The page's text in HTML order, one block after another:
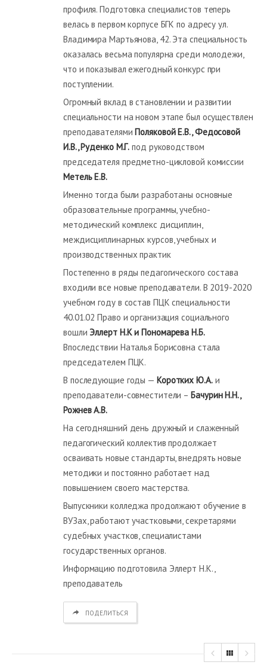
профиля. Подготовка специалистов теперь
велась в первом корпусе БГК по адресу ул.
Владимира Мартьянова, 42. Эта специальность
оказалась весьма популярна среди молодежи,
что и показывал ежегодный конкурс при
поступлении.
Огромный вклад в становлении и развитии
специальности на новом этапе был осуществлен
преподавателямиПоляковой Е.В., Федосовой
И.В., Руденко М.Г. под руководством
председателя предметно-цикловой комиссии
Метель Е.В.
Именно тогда были разработаны основные
образовательные программы, учебно-
методический комплекс дисциплин,
междисциплинарных курсов, учебных и
производственных практик
Постепенно в ряды педагогического состава
входили все новые преподаватели. В 2019-2020
учебном году в состав ПЦК специальности
40.01.02 Право и организация социального
вошли Эллерт Н.К и Пономарева Н.Б.
Впоследствии Наталья Борисовна стала
председателем ПЦК.
В последующие годы — Коротких Ю.А.и
преподаватели-совместители –Бачурин Н.Н.,
Рожнев А.В.
На сегодняшний день дружный и слаженный
педагогический коллектив продолжает
осваивать новые стандарты, внедрять новые
методики и постоянно работает над
повышением своего мастерства.
Выпускники колледжа продолжают обучение в
ВУЗах, работают участковыми, секретарями
судебных участков, специалистами
государственных органов.
Информацию подготовила Эллерт Н.К.,
преподаватель
ПОДЕЛИТЬСЯ